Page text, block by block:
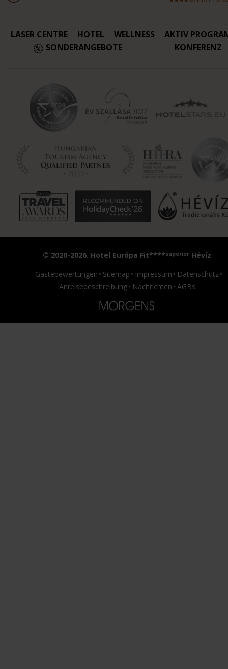
LASER CENTRE HOTEL WELLNESS
AKTIV
SONDERANGEBOTE
KONFERENZ
© 2020-2026. Hotel Európa Fit****superior Hévíz
Gästebewertungen
Sitemap Impressum
Datenschutz
Anreisebeschreibung
Nachrichten AGBs